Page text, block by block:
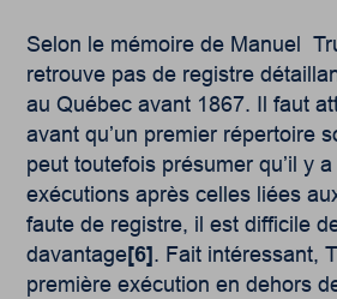
Selon le mémoire de Manuel
retrouve pas de registre
au Québec avant 1867. Il faut
avant qu’un premier répertoire
peut toutefois présumer qu’il y
exécutions après celles liées
faute de registre, il est difficile
davantage[6] . Fait intéressant,
première exécution en dehors